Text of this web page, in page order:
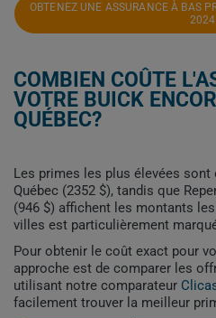
OBTENEZ UNE ASSURANCE À BAS
2024
COMBIEN COÛTE
VOTRE BUICK
QUÉBEC?
Les primes les plus élevées sont
Québec (2352 $), tandis que
(946 $) affichent les montants
villes est particulièrement
Pour obtenir le coût exact pour
approche est de comparer les
utilisant notre comparateur
facilement trouver la meilleur